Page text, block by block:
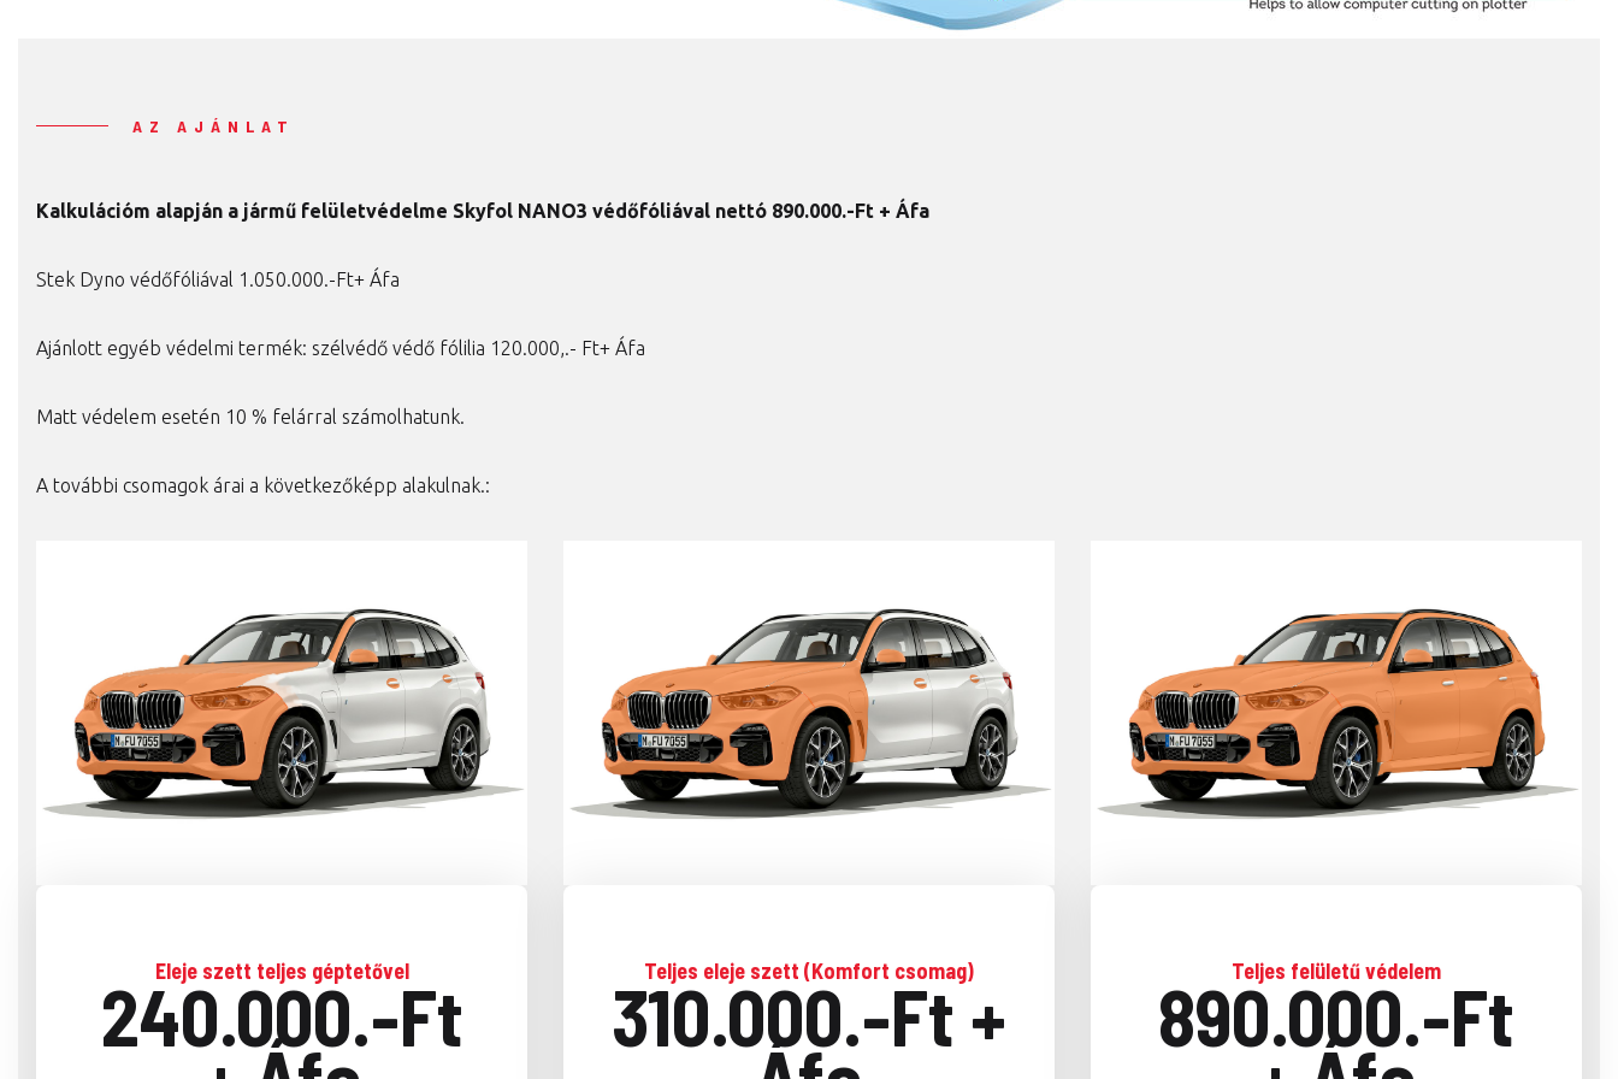
AZ AJÁNLAT
Kalkulációm alapján a jármű felületvédelme Skyfol NANO3 védőfóliával nettó 890.000.-Ft + Áfa
Stek Dyno védőfóliával 1.050.000.-Ft+ Áfa
Ajánlott egyéb védelmi termék: szélvédő védő fólilia 120.000,.- Ft+ Áfa
Matt védelem esetén 10 % felárral számolhatunk.
A további csomagok árai a következőképp alakulnak.:
Eleje szett teljes géptetővel
240.000.-Ft Teljes eleje szett (Komfort csomag)
310.000.-Ft + Teljes felületű védelem
890.000.-Ft